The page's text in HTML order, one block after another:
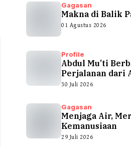
Gagasan
Makna di Balik
01 Agustus 2026
Profile
Abdul Mu’ti
Perjalanan dari
hingga...
30 Juli 2026
Gagasan
Menjaga Air,
Kemanusiaan
29 Juli 2026